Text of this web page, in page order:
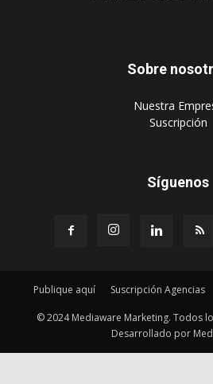
Sobre
‎Nuestra
‎Suscripción
Síguenos
Publique aquí Suscripción Agencias
© 2024 Mediaware Marketing. Todos
Desarrollado por